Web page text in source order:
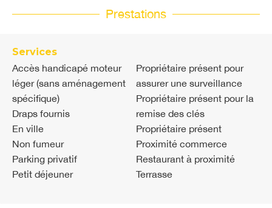
Prestations
Services
Accès handicapé moteur
léger (sans aménagement
spécifique)
Draps fournis
En ville
Non fumeur
Parking privatif
Petit déjeuner
Propriétaire présent pour
assurer une surveillance
Propriétaire présent pour la
remise des clés
Propriétaire présent
Proximité commerce
Restaurant à proximité
Terrasse